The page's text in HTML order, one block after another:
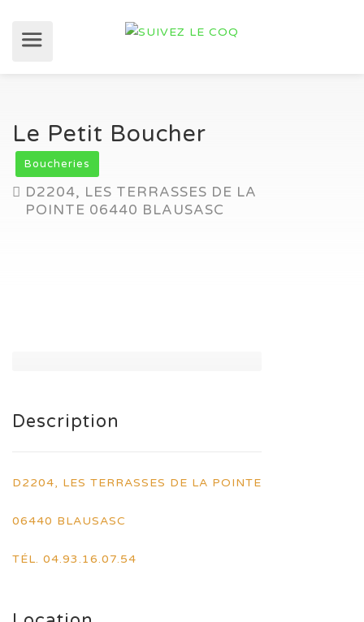
Le Petit Boucher
Boucheries
D2204, LES TERRASSES DE LA
POINTE 06440 BLAUSASC
Description
D2204, LES TERRASSES DE LA POINTE
06440 BLAUSASC
TÉL. 04.93.16.07.54